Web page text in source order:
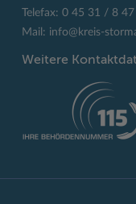
Telefax: 0 45 31 / 8
Mail: info@kreis-
Weitere